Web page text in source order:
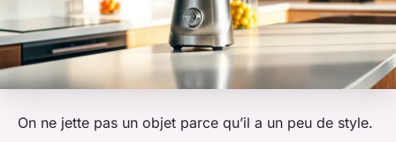
On ne jette pas un objet parce qu’il a un peu de style.